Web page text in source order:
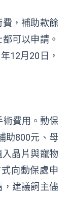
，補助款餘
可以申請。
12月20日，
術費用。動保
助800元、母
晶片與寵物
向動保處申
建議飼主儘